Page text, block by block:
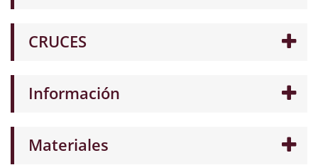
CRUCES
Información
Materiales